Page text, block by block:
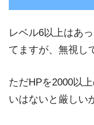
レベル6以上はあ
てますが、無視し
ただHPを2000以
いはないと厳しい